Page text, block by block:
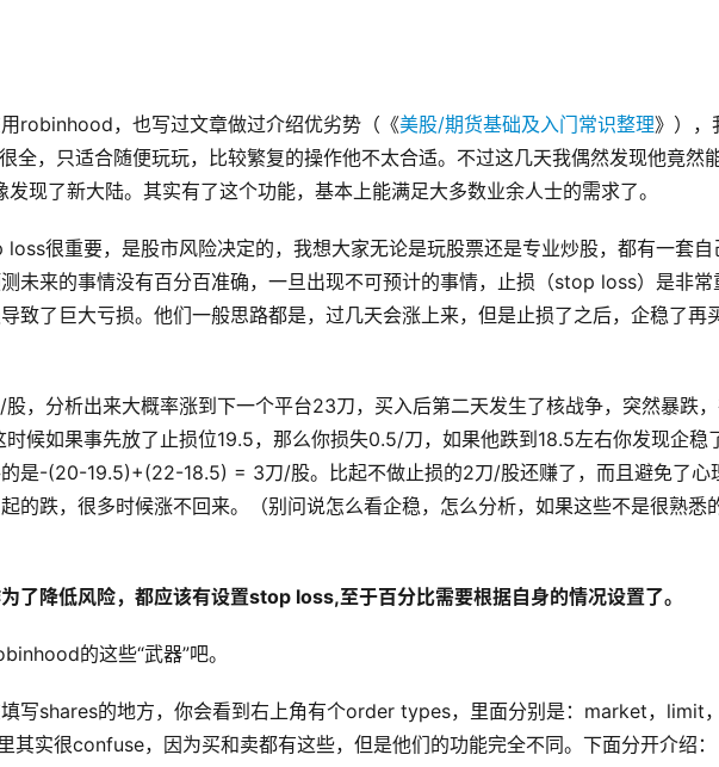
robinhood，也写过文章做过介绍优劣势（《美股/期货基础及入门常识整理》），
全，只适合随便玩玩，比较繁复的操作他不太合适。不过这几天我偶然发现他竟然
现了新大陆。其实有了这个功能，基本上能满足大多数业余人士的需求了。
很重要，是股市风险决定的，我想大家无论是玩股票还是专业炒股，都有一套自
未来的事情没有百分百准确，一旦出现不可预计的事情，止损（stop loss）是非常
致了巨大亏损。他们一般思路都是，过几天会涨上来，但是止损了之后，企稳了再
，分析出来大概率涨到下一个平台23刀，买入后第二天发生了核战争，突然暴跌
候如果事先放了止损位19.5，那么你损失0.5/刀，如果他跌到18.5左右你发现企稳
是-(20-19.5)+(22-18.5) = 3刀/股。比起不做止损的2刀/股还赚了，而且避免了心
的跌，很多时候涨不回来。（别问说怎么看企稳，怎么分析，如果这些不是很熟悉
了降低风险，都应该有设置stop loss,至于百分比需要根据自身的情况设置了。
的这些“武器”吧。
写shares的地方，你会看到右上角有个order types，里面分别是：market，limit，
实很confuse，因为买和卖都有这些，但是他们的功能完全不同。下面分开介绍：